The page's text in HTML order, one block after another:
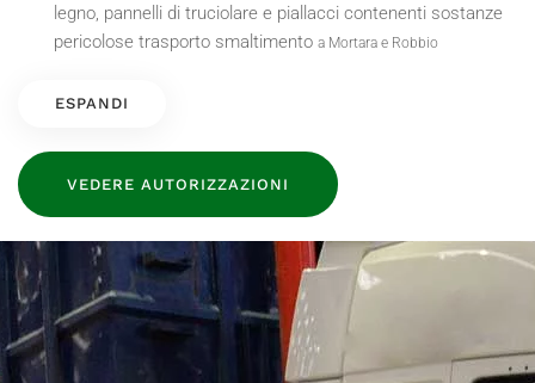
legno, pannelli di truciolare e piallacci contenenti sostanze
pericolose trasporto smaltimento a Mortara e Robbio
ESPANDI
VEDERE AUTORIZZAZIONI